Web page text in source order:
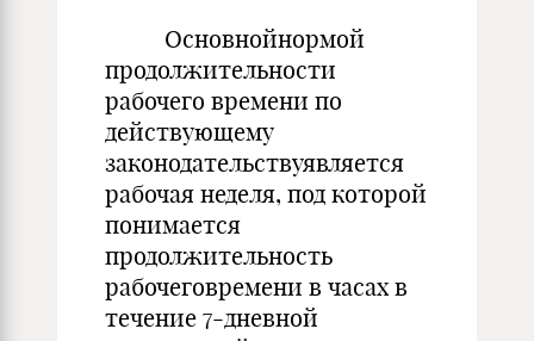
Основнойнормой
продолжительности
рабочего времени по
действующему
законодательствуявляется
рабочая неделя, под которой
понимается
продолжительность
рабочеговремени в часах в
течение 7-дневной